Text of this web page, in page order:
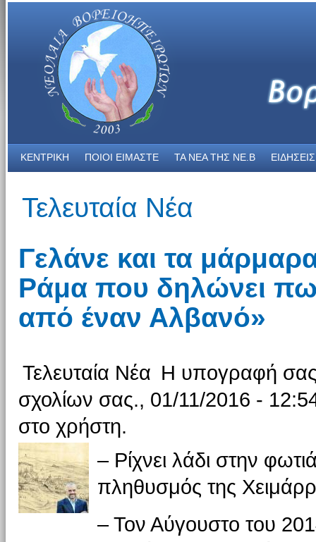
ΚΕΝΤΡΙΚΗ ΠΟΙΟΙ ΕΙΜΑΣΤΕ ΤΑ ΝΕΑ THΣ NE.B ΕΙΔΗΣΕΙΣ
Τελευταία Νέα
Γελάνε και τα
Ράμα που δηλώνει
από έναν Αλβανό»
Τελευταία Νέα Η υπογραφή σας
σχολίων σας., 01/11/2016 -
στο χρήστη.
– Ρίχνει λάδι στην
πληθυσμός της
– Τον Αύγουστο του